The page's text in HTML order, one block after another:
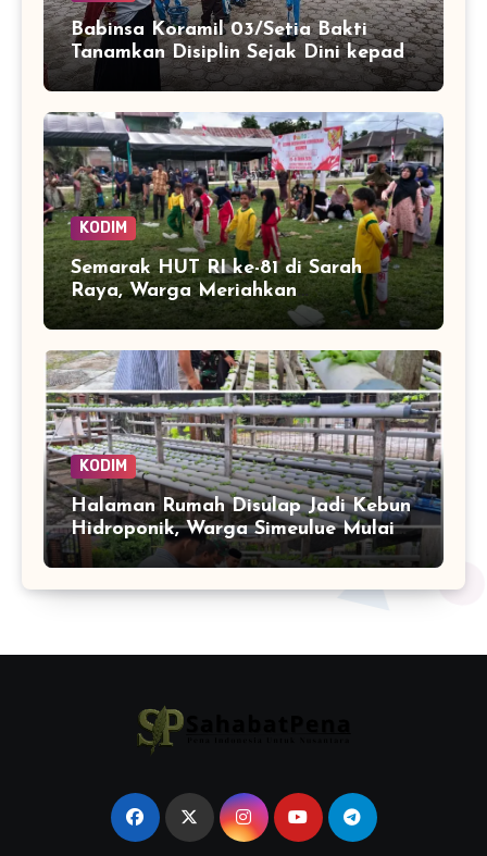
Babinsa Koramil 03/Setia Bakti
Tanamkan Disiplin Sejak Dini kepada
Siswa SDN 8 Aceh Jaya
KODIM
Semarak HUT RI ke-81 di Sarah
Raya, Warga Meriahkan
Kemerdekaan dengan Lomba Balap
Karung
KODIM
Halaman Rumah Disulap Jadi Kebun
Hidroponik, Warga Simeulue Mulai
Panen Peluang